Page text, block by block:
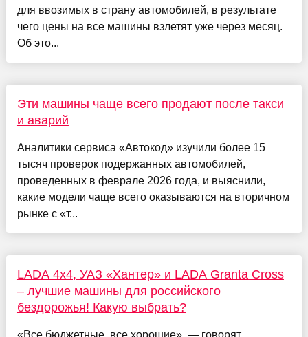
для ввозимых в страну автомобилей, в результате
чего цены на все машины взлетят уже через месяц.
Об это...
Эти машины чаще всего продают после такси
и аварий
Аналитики сервиса «Автокод» изучили более 15
тысяч проверок подержанных автомобилей,
проведенных в феврале 2026 года, и выяснили,
какие модели чаще всего оказываются на вторичном
рынке с «т...
LADA 4x4, УАЗ «Хантер» и LADA Granta Cross
– лучшие машины для российского
бездорожья! Какую выбрать?
«Все бюджетные, все хорошие», — говорят